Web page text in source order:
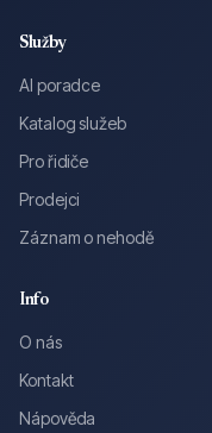
Služby
AI poradce
Katalog služeb
Pro řidiče
Prodejci
Záznam o nehodě
Info
O nás
Kontakt
Nápověda